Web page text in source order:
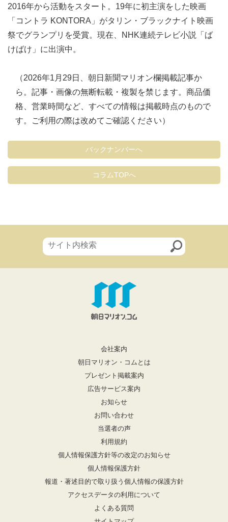
2016年から活動をスタート。19年に初主演をした映画
「コントラ KONTORA」がタリン・ブラックナイト映画
祭でグランプリを受賞。現在、NHK連続テレビ小説「ば
けばけ」に出演中。
（2026年1月29日、朝日新聞マリオン欄掲載記事か
ら。記事・画像の無断転載・複製を禁じます。商品価
格、営業時間など、すべての情報は掲載時点のもので
す。ご利用の際は改めてご確認ください）
バックナンバーへ
コラムTOPへ
会社案内
朝日マリオン・コムとは
プレゼント掲載案内
広告サービス案内
お知らせ
お問い合わせ
当選者の声
利用規約
個人情報保護方針等の改定のお知らせ
個人情報保護方針
報道・著述目的で取り扱う個人情報の保護方針
アクセスデータの利用について
よくある質問